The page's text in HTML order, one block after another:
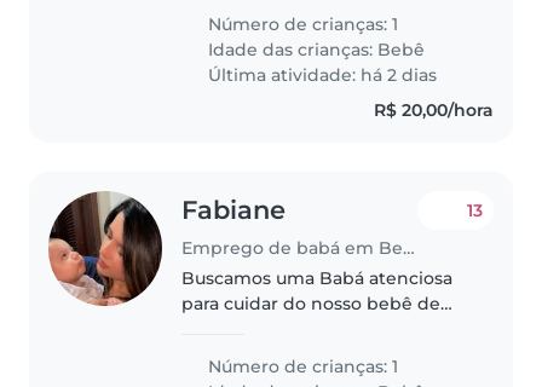
foi muito esperada por nós.
Precisamos de alguém que ame
criança, ela é bastante
observadora, calma,..
Número de crianças: 1
Idade das crianças: Bebê
Última atividade: há 2 dias
R$ 20,00/hora
Fabiane
Emprego de babá em Belém
13
Buscamos uma Babá atenciosa
para cuidar do nosso bebê de
pessoa deve estar à vontade para
ajudar com as pequenas tarefas
Número de crianças: 1